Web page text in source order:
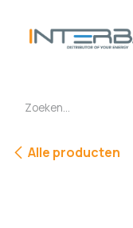
Alle producten